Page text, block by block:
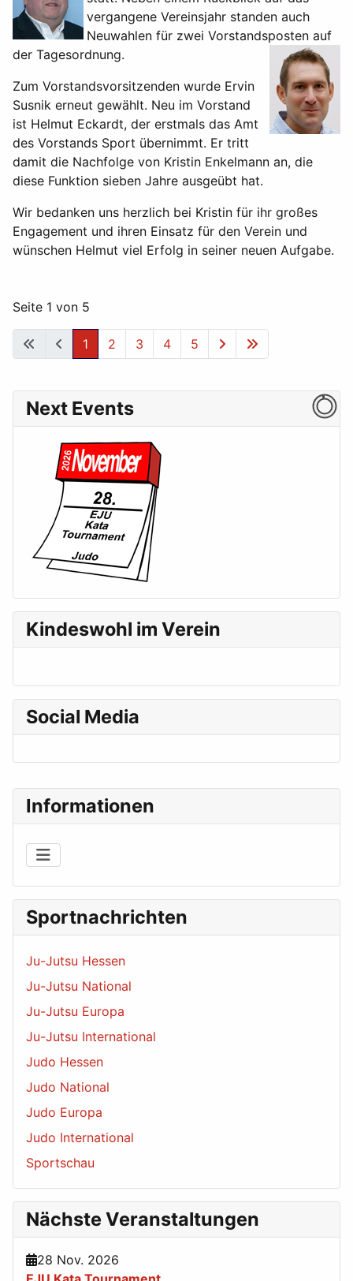
Informationen
Sportnachrichten
Ju-Jutsu Hessen
Ju-Jutsu National
Ju-Jutsu Europa
Ju-Jutsu International
Judo Hessen
Judo National
Judo Europa
Judo International
Sportschau
Nächste Veranstaltungen
28 Nov. 2026
vergangene Vereinsjahr standen auch
Neuwahlen für zwei Vorstandsposten auf
der Tagesordnung.
Zum Vorstandsvorsitzenden wurde Ervin
Susnik erneut gewählt. Neu im Vorstand
ist Helmut Eckardt, der erstmals das Amt
des Vorstands Sport übernimmt. Er tritt
damit die Nachfolge von Kristin Enkelmann an, die
diese Funktion sieben Jahre ausgeübt hat.
Wir bedanken uns herzlich bei Kristin für ihr großes
Engagement und ihren Einsatz für den Verein und
wünschen Helmut viel Erfolg in seiner neuen Aufgabe.
Seite 1 von 5
1 2 3 4 5
Next Events
Kindeswohl im Verein
Social Media